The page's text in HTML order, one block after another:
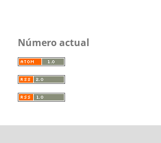
Número actual